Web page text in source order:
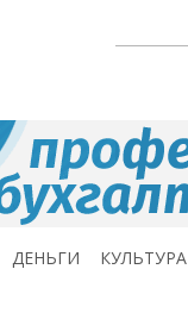
ДЕНЬГИ КУЛЬТУРА